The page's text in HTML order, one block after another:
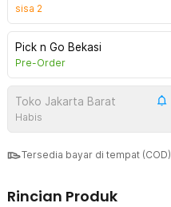
sisa 2
Pick n Go Bekasi
Pre-Order
Toko Jakarta Barat
Habis
Tersedia bayar di tempat (COD)
Rincian Produk